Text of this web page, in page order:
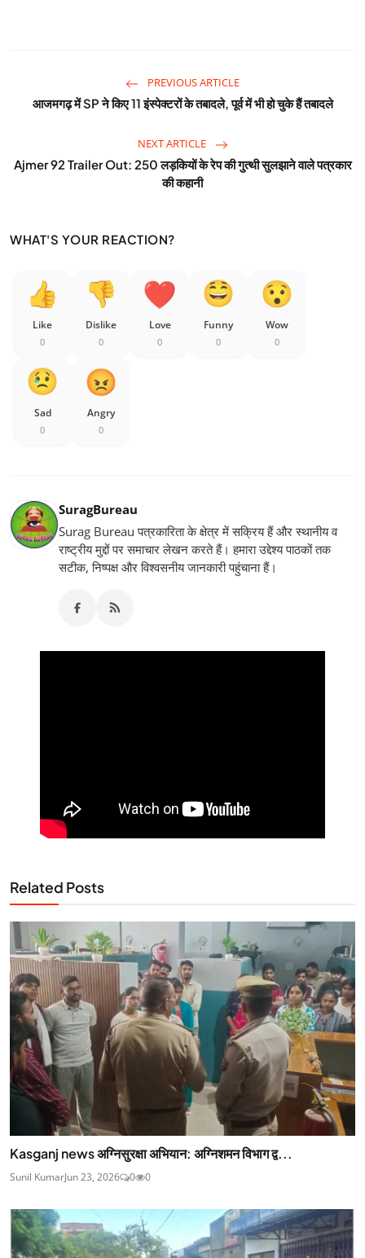
PREVIOUS ARTICLE
आजमगढ़ में SP ने किए 11 इंस्पेक्टरों के तबादले, पूर्व में भी हो चुके हैं तबादले
NEXT ARTICLE
Ajmer 92 Trailer Out: 250 लड़कियों के रेप की गुत्थी सुलझाने वाले पत्रकार
की कहानी
WHAT'S YOUR REACTION?
Like
0
Dislike
0
Love
0
Funny
0
Wow
0
Sad
0
Angry
0
SuragBureau
Surag Bureau पत्रकारिता के क्षेत्र में सक्रिय हैं और स्थानीय व
राष्ट्रीय मुद्दों पर समाचार लेखन करते हैं। हमारा उद्देश्य पाठकों तक
सटीक, निष्पक्ष और विश्वसनीय जानकारी पहुंचाना हैं।
Related Posts
Kasganj news अग्निसुरक्षा अभियान: अग्निशमन विभाग द्व...
Sunil KumarJun 23, 2026 0 0